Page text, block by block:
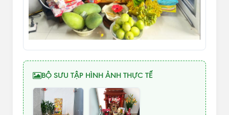
BỘ SƯU TẬP HÌNH ẢNH THỰC TẾ